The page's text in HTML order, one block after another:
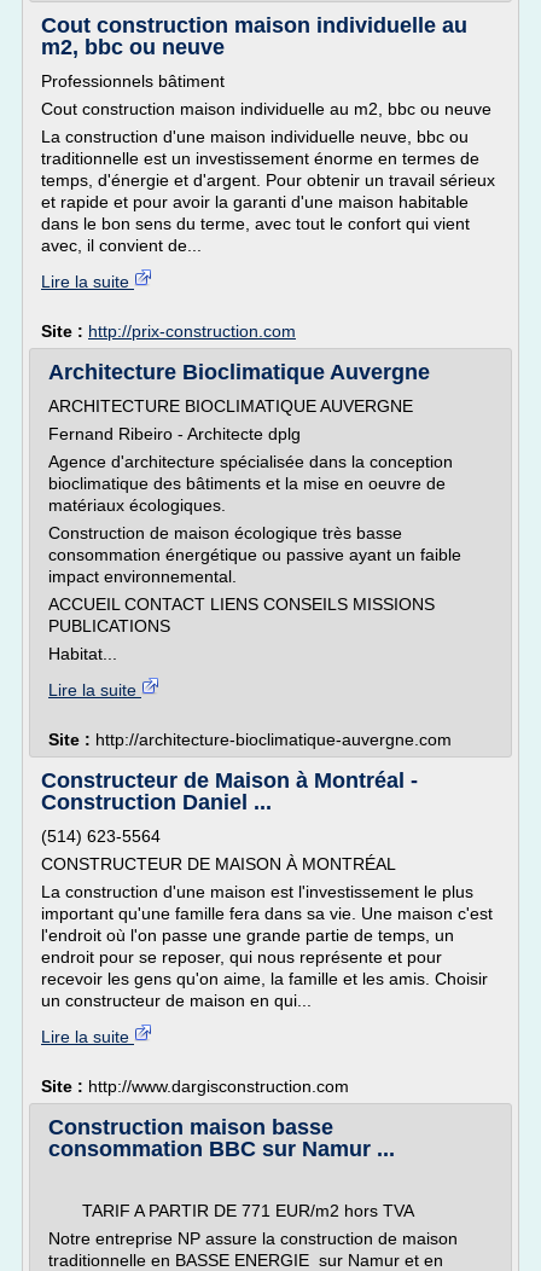
Cout construction maison individuelle au
m2, bbc ou neuve
Professionnels bâtiment
Cout construction maison individuelle au m2, bbc ou neuve
La construction d'une maison individuelle neuve, bbc ou
traditionnelle est un investissement énorme en termes de
temps, d'énergie et d'argent. Pour obtenir un travail sérieux
et rapide et pour avoir la garanti d'une maison habitable
dans le bon sens du terme, avec tout le confort qui vient
avec, il convient de...
Lire la suite
Site : http://prix-construction.com
Architecture Bioclimatique Auvergne
ARCHITECTURE BIOCLIMATIQUE AUVERGNE
Fernand Ribeiro - Architecte dplg
Agence d'architecture spécialisée dans la conception
bioclimatique des bâtiments et la mise en oeuvre de
matériaux écologiques.
Construction de maison écologique très basse
consommation énergétique ou passive ayant un faible
impact environnemental.
ACCUEIL CONTACT LIENS CONSEILS MISSIONS
PUBLICATIONS
Habitat...
Lire la suite
Site : http://architecture-bioclimatique-auvergne.com
Constructeur de Maison à Montréal -
Construction Daniel ...
(514) 623-5564
CONSTRUCTEUR DE MAISON À MONTRÉAL
La construction d'une maison est l'investissement le plus
important qu'une famille fera dans sa vie. Une maison c'est
l'endroit où l'on passe une grande partie de temps, un
endroit pour se reposer, qui nous représente et pour
recevoir les gens qu'on aime, la famille et les amis. Choisir
un constructeur de maison en qui...
Lire la suite
Site : http://www.dargisconstruction.com
Construction maison basse
consommation BBC sur Namur ...
TARIF A PARTIR DE 771 EUR/m2 hors TVA
Notre entreprise NP assure la construction de maison
traditionnelle en BASSE ENERGIE sur Namur et en